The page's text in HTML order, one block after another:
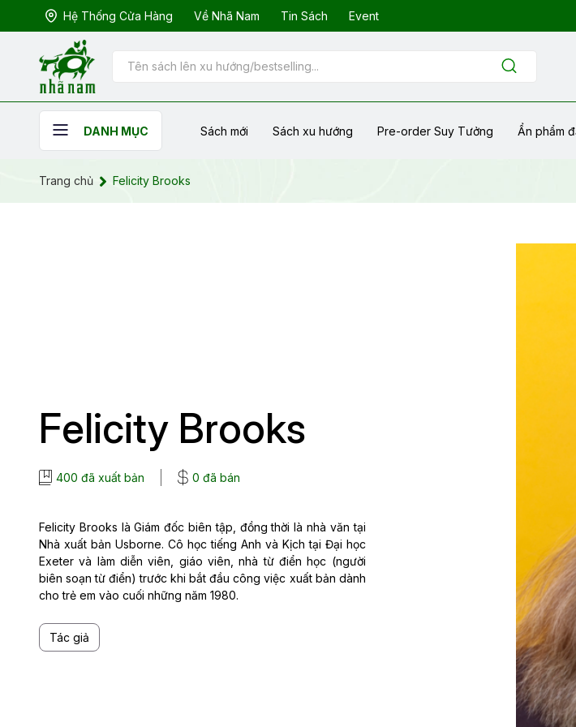
Hệ Thống Cửa Hàng Về Nhã Nam Tin Sách Event
DANH MỤC Sách mới Sách xu hướng Pre-order Suy Tưởng Ẩn phẩm
Trang chủ Felicity Brooks
Felicity Brooks
400 đã xuất bản 0 đã bán
Felicity Brooks là Giám đốc biên tập, đồng thời là nhà văn tại
Nhà xuất bản Usborne. Cô học tiếng Anh và Kịch tại Đại học
Exeter và làm diễn viên, giáo viên, nhà từ điển học (người
biên soạn từ điển) trước khi bắt đầu công việc xuất bản dành
cho trẻ em vào cuối những năm 1980.
Tác giả